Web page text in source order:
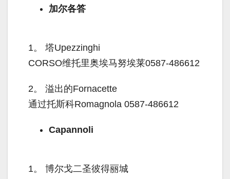
加尔各答
1。
塔Upezzinghi
CORSO维托里奥埃马努埃莱0587-486612
2。
溢出的Fornacette
通过托斯科Romagnola 0587-486612
Capannoli
1。 博尔戈二圣彼得丽城